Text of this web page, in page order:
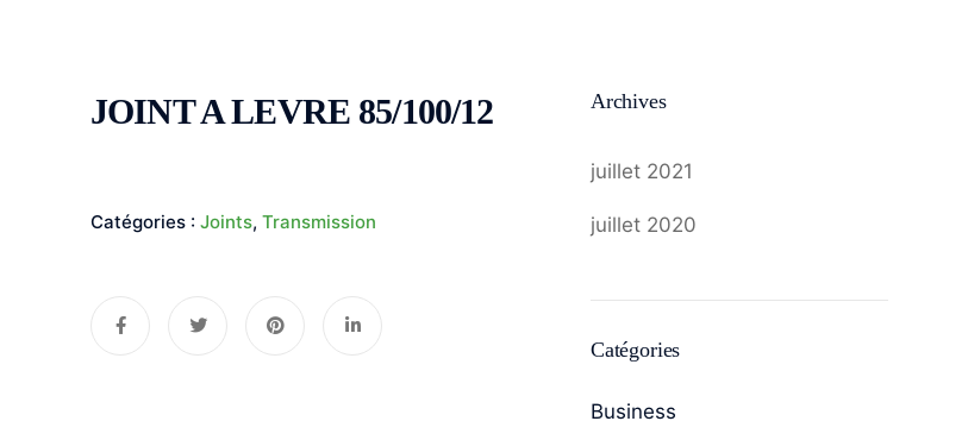
JOINT A LEVRE 85/100/12
Catégories : Joints, Transmission
Archives
juillet 2021
juillet 2020
Catégories
Business